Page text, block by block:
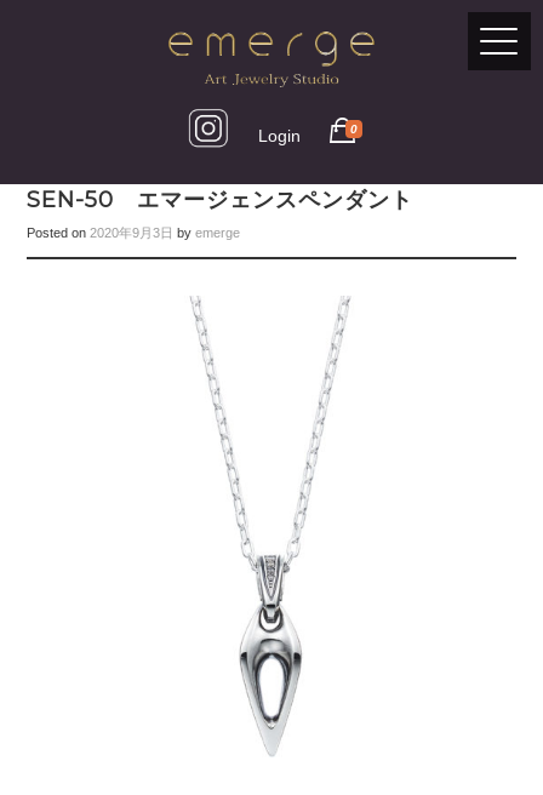
Login 0
SEN-50 エマージェンスペンダント
Posted on2020年9月3日 byemerge